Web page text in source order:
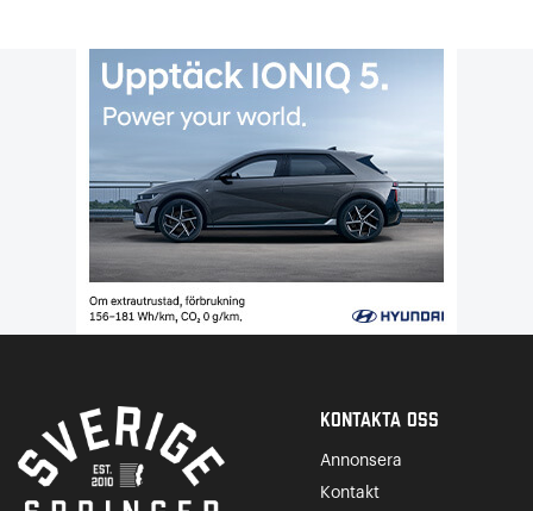
Kontakta Oss
Annonsera
Kontakt